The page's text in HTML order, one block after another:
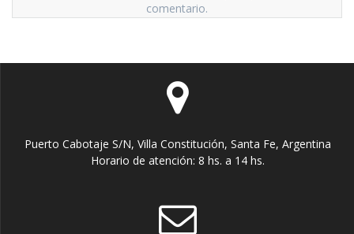
comentario.
Puerto Cabotaje S/N, Villa Constitución, Santa Fe, Argentina
Horario de atención: 8 hs. a 14 hs.